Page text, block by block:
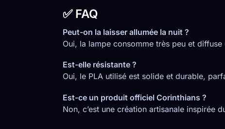
✅ FAQ
Peut-on la laisser allumée la nuit ?
Oui, la lampe consomme très peu et
Est-elle résistante ?
Oui, le PLA utilisé est solide et durable,
Est-ce un produit officiel Corinthians ?
Non, c’est une création artisanale